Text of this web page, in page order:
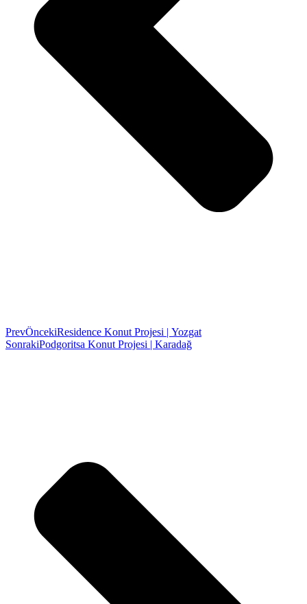
PrevÖncekiResidence Konut Projesi | Yozgat
SonrakiPodgoritsa Konut Projesi | Karadağ